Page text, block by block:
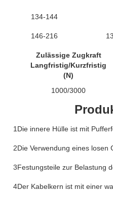
134-144
146-216
Zulässige Zugkraft
Langfristig/Kurzfristig
(N)
1000/3000
1Die innere Hülle ist mit
2Die Verwendung eines losen
3Festungsteile zur Belastung
4Der Kabelkern ist mit einer